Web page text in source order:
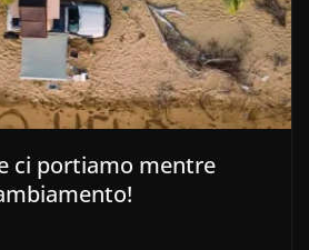
ci portiamo mentre